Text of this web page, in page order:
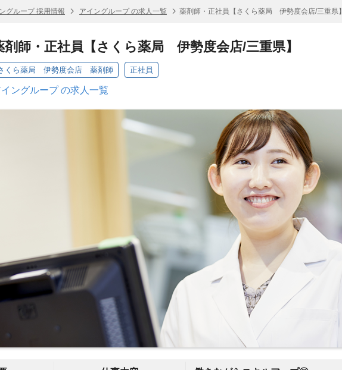
グループ 採用情報 アイングループ の求人一覧 薬剤師・正社員【さくら薬局 伊勢度会店/三重県】
剤師・正社員【さくら薬局 伊勢度会店/三重県】
くら薬局 伊勢度会店 薬剤師 正社員
イングループ の求人一覧